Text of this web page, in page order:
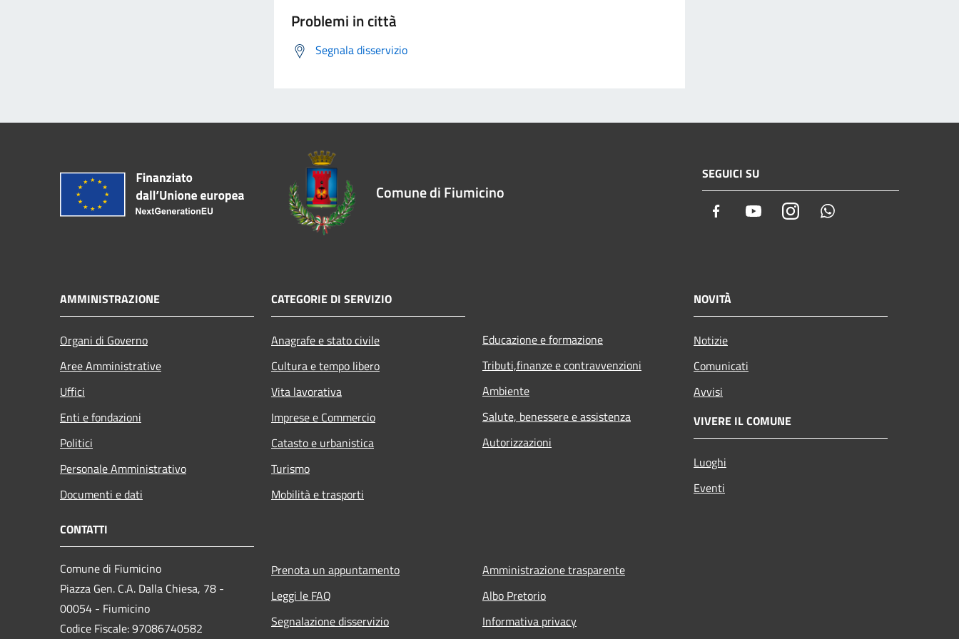
Problemi in città
Segnala disservizio
Comune di Fiumicino
SEGUICI SU
Facebook YoutubeInstagram
AMMINISTRAZIONE
Organi di Governo
Aree Amministrative
Uffici
Enti e fondazioni
Politici
Personale Amministrativo
Documenti e dati
CATEGORIE DI SERVIZIO
Anagrafe e stato civile
Cultura e tempo libero
Vita lavorativa
Imprese e Commercio
Catasto e urbanistica
Turismo
Mobilità e trasporti
Educazione e formazione
Tributi,finanze e contravvenzioni
Ambiente
Salute, benessere e assistenza
Autorizzazioni
NOVITÀ
Notizie
Comunicati
Avvisi
VIVERE IL COMUNE
Luoghi
Eventi
CONTATTI
Comune di Fiumicino
Piazza Gen. C.A. Dalla Chiesa, 78 -
00054 - Fiumicino
Codice Fiscale: 97086740582
Prenota un appuntamento
Leggi le FAQ
Segnalazione disservizio
Amministrazione trasparente
Albo Pretorio
Informativa privacy